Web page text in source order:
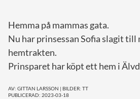
Hemma på mammas gata.
Nu har prinsessan Sofia slagit
hemtrakten.
Prinsparet har köpt ett hem i
AV: GITTAN LARSSON | BILDER: TT
PUBLICERAD: 2023-03-18